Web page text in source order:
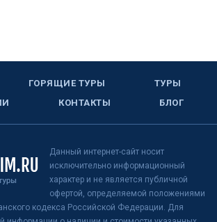
ГОРЯЩИЕ ТУРЫ
ТУРЫ
КОНТАКТЫ БЛОГ
Данный интернет-сайт носит
исключительно информационный
характер и не является публичной
офертой, определяемой положениями
кодекса Российской Федерации. Для